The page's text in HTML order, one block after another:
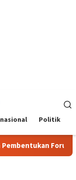
Politik
Kemitraan